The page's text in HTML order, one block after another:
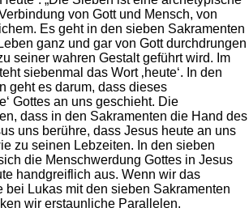
von Gott und Mensch, von
Es geht in den sieben Sakramenten
ganz und gar von Gott durchdrungen
seiner wahren Gestalt geführt wird. Im
siebenmal das Wort ‚heute‘. In den
geht es darum, dass dieses
Gottes an uns geschieht. Die
dass in den Sakramenten die Hand des
uns berühre, dass Jesus heute an uns
zu seinen Lebzeiten. In den sieben
die Menschwerdung Gottes in Jesus
handgreiflich aus. Wenn wir das
bei Lukas mit den sieben Sakramenten
wir erstaunliche Parallelen.